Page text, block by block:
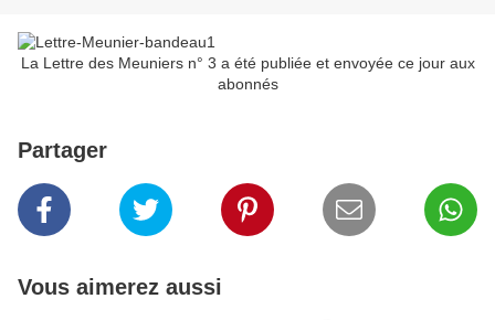
La Lettre des Meuniers n° 3 a été publiée et envoyée ce jour aux
abonnés
Partager
Vous aimerez aussi